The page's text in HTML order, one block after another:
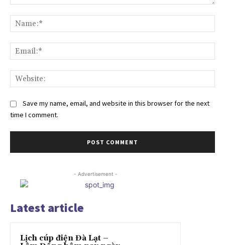
Save my name, email, and website in this browser for the next
time I comment.
- Advertisement -
Latest article
Lịch cúp điện Đà Lạt –